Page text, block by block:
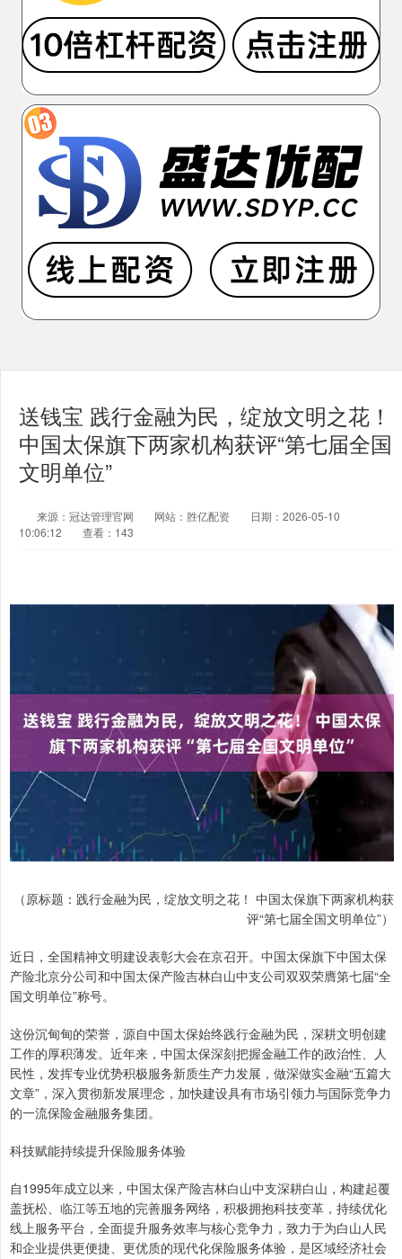
送钱宝 践行金融为民，绽放文明之花！
中国太保旗下两家机构获评“第七届全国
文明单位”
来源：冠达管理官网 网站：胜亿配资
日期：2026-05-10
10:06:12
查看：143
（原标题：践行金融为民，绽放文明之花！ 中国太保旗下两家机构获
评“第七届全国文明单位”）
近日，全国精神文明建设表彰大会在京召开。中国太保旗下中国太保
产险北京分公司和中国太保产险吉林白山中支公司双双荣膺第七届“全
国文明单位”称号。
这份沉甸甸的荣誉，源自中国太保始终践行金融为民，深耕文明创建
工作的厚积薄发。近年来，中国太保深刻把握金融工作的政治性、人
民性，发挥专业优势积极服务新质生产力发展，做深做实金融“五篇大
文章”，深入贯彻新发展理念，加快建设具有市场引领力与国际竞争力
的一流保险金融服务集团。
科技赋能持续提升保险服务体验
自1995年成立以来，中国太保产险吉林白山中支深耕白山，构建起覆
盖抚松、临江等五地的完善服务网络，积极拥抱科技变革，持续优化
线上服务平台，全面提升服务效率与核心竞争力，致力于为白山人民
和企业提供更便捷、更优质的现代化保险服务体验，是区域经济社会